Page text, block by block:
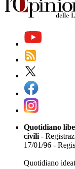
Quotidiano
civili -
17/01/96 -
Quotidiano